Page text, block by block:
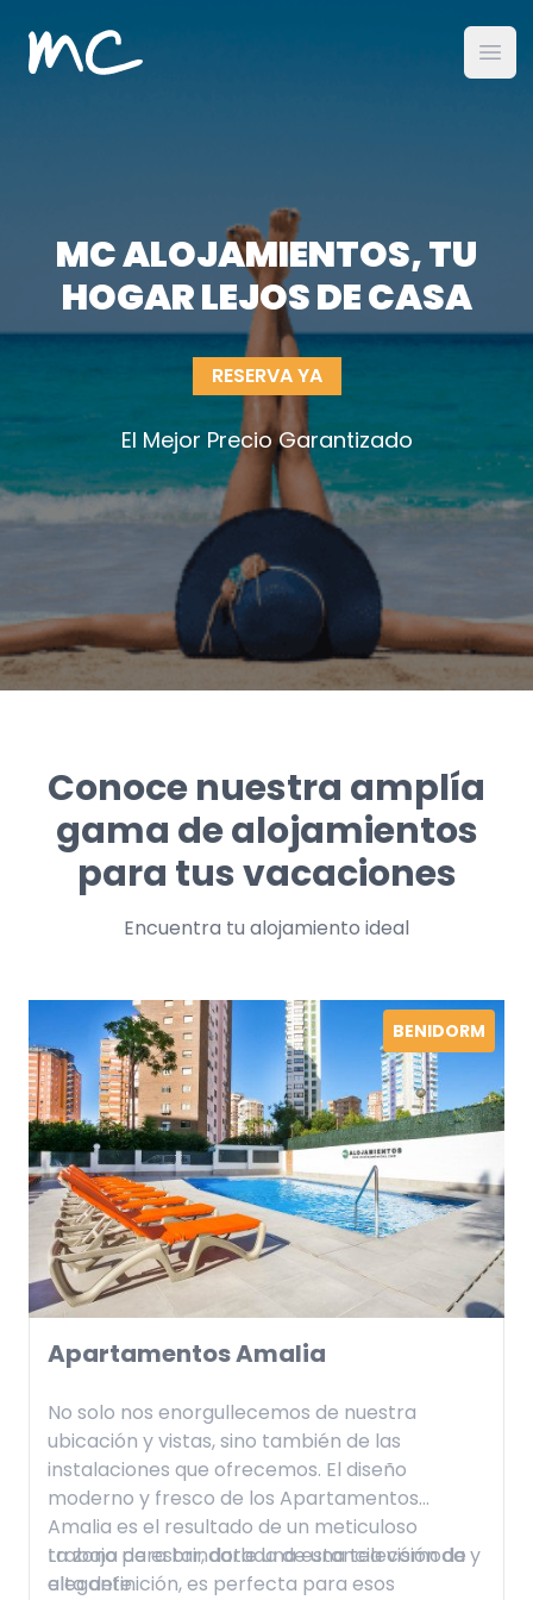
MC Alojamientos
MC ALOJAMIENTOS, TU
HOGAR LEJOS DE CASA
RESERVA YA
El Mejor Precio Garantizado
Conoce nuestra amplía
gama de alojamientos
para tus vacaciones
Encuentra tu alojamiento ideal
BENIDORM
Apartamentos Amalia
No solo nos enorgullecemos de nuestra
ubicación y vistas, sino también de las
instalaciones que ofrecemos. El diseño
moderno y fresco de los Apartamentos
Amalia es el resultado de un meticuloso
trabajo para brindarle una estancia cómoda y
elegante.
La zona de estar, dotada de una televisión de
alta definición, es perfecta para esos